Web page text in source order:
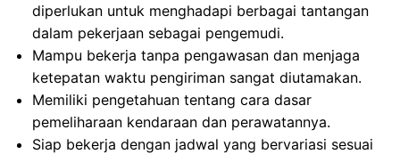
diperlukan untuk menghadapi berbagai tantangan
dalam pekerjaan sebagai pengemudi.
Mampu bekerja tanpa pengawasan dan menjaga
ketepatan waktu pengiriman sangat diutamakan.
Memiliki pengetahuan tentang cara dasar
pemeliharaan kendaraan dan perawatannya.
Siap bekerja dengan jadwal yang bervariasi sesuai